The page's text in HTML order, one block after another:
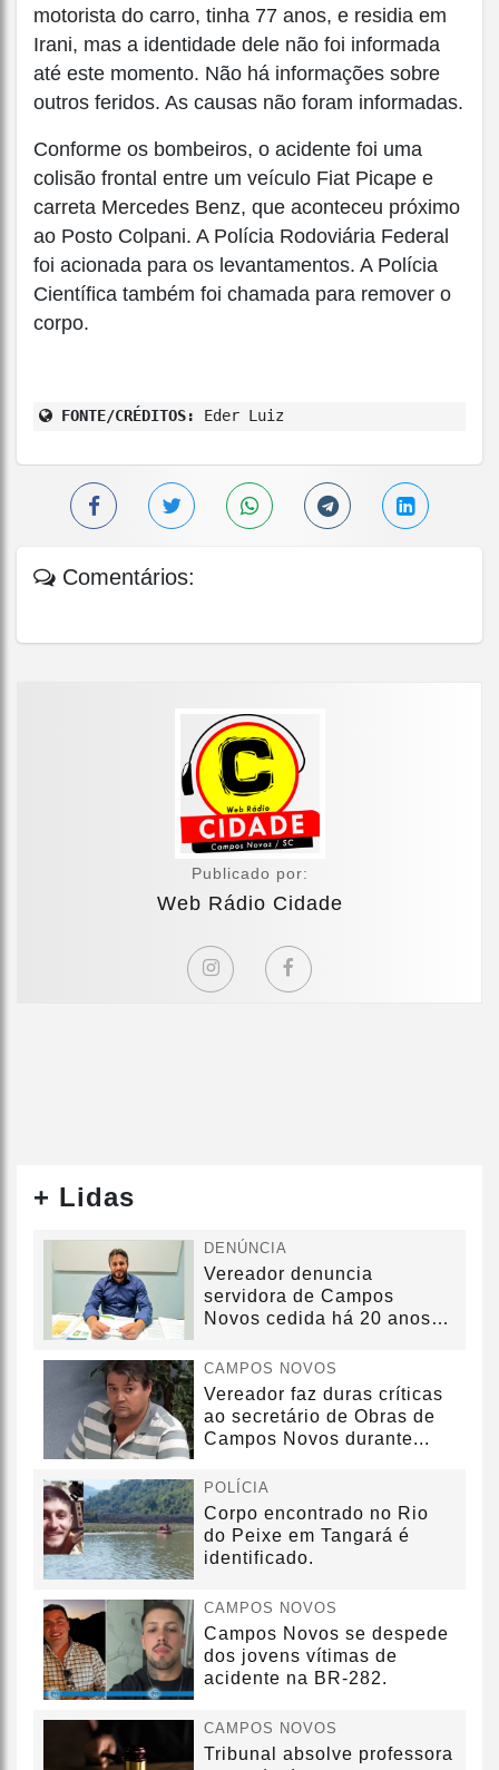
motorista do carro, tinha 77 anos, e residia em
Irani, mas a identidade dele não foi informada
até este momento. Não há informações sobre
outros feridos. As causas não foram informadas.
Conforme os bombeiros, o acidente foi uma
colisão frontal entre um veículo Fiat Picape e
carreta Mercedes Benz, que aconteceu próximo
ao Posto Colpani. A Polícia Rodoviária Federal
foi acionada para os levantamentos. A Polícia
Científica também foi chamada para remover o
corpo.
FONTE/CRÉDITOS: Eder Luiz
Comentários:
Publicado por:
Web Rádio Cidade
+ Lidas
DENÚNCIA
Vereador denuncia
servidora de Campos
Novos cedida há 20 anos
CAMPOS NOVOS
Vereador faz duras críticas
ao secretário de Obras de
Campos Novos durante...
POLÍCIA
Corpo encontrado no Rio
do Peixe em Tangará é
identificado.
CAMPOS NOVOS
Campos Novos se despede
dos jovens vítimas de
acidente na BR-282.
CAMPOS NOVOS
Tribunal absolve professora